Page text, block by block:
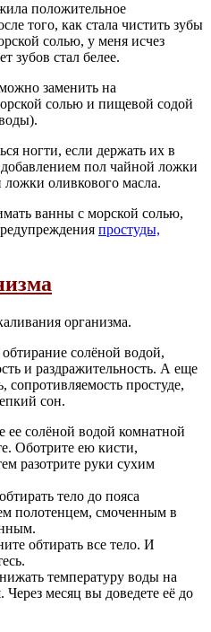
положительное
того, как стала чистить зубы
солью, у меня исчез
зубов стал белее.
заменить на
солью и пищевой содой
ногти, если держать их в
пол чайной ложки
оливкового масла.
ванны с морской солью,
простуды,
организма.
солёной водой,
и раздражительность. А еще
сопротивляемость простуде,
сон.
ее солёной водой комнатной
Оботрите ею кисти,
разотрите руки сухим
тело до пояса
полотенцем, смоченным в
обтирать все тело. И
температуру воды на
месяц вы доведете её до